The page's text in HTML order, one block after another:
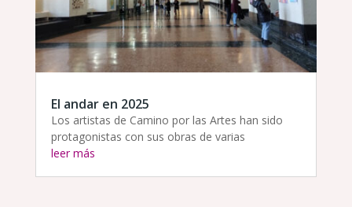
El andar en 2025
Los artistas de Camino por las Artes han sido
protagonistas con sus obras de varias
leer más